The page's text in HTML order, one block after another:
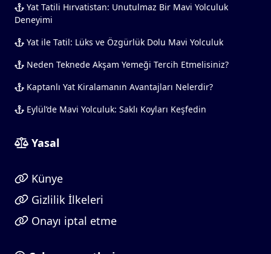
Yat Tatili Hırvatistan: Unutulmaz Bir Mavi Yolculuk
Deneyimi
Yat ile Tatil: Lüks ve Özgürlük Dolu Mavi Yolculuk
Neden Teknede Akşam Yemeği Tercih Etmelisiniz?
Kaptanlı Yat Kiralamanın Avantajları Nelerdir?
Eylül’de Mavi Yolculuk: Saklı Koyları Keşfedin
Yasal
Künye
Gizlilik İlkeleri
Onayı iptal etme